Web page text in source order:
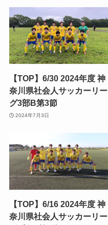
【TOP】6/30 2024年度 神
奈川県社会人サッカーリー
グ3部B第3節
2024年7月3日
【TOP】6/16 2024年度 神
奈川県社会人サッカーリー